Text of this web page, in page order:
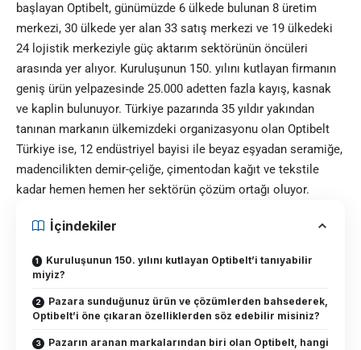
başlayan Optibelt, günümüzde 6 ülkede bulunan 8 üretim
merkezi, 30 ülkede yer alan 33 satış merkezi ve 19 ülkedeki
24 lojistik merkeziyle güç aktarım sektörünün öncüleri
arasında yer alıyor. Kuruluşunun 150. yılını kutlayan firmanın
geniş ürün yelpazesinde 25.000 adetten fazla kayış, kasnak
ve kaplin bulunuyor. Türkiye pazarında 35 yıldır yakından
tanınan markanın ülkemizdeki organizasyonu olan Optibelt
Türkiye ise, 12 endüstriyel bayisi ile beyaz eşyadan seramiğe,
madencilikten demir-çeliğe, çimentodan kağıt ve tekstile
kadar hemen hemen her sektörün çözüm ortağı oluyor.
İçindekiler
Kuruluşunun 150. yılını kutlayan Optibelt’i tanıyabilir
miyiz?
Pazara sunduğunuz ürün ve çözümlerden bahsederek,
Optibelt’i öne çıkaran özelliklerden söz edebilir misiniz?
Pazarın aranan markalarından biri olan Optibelt, hangi